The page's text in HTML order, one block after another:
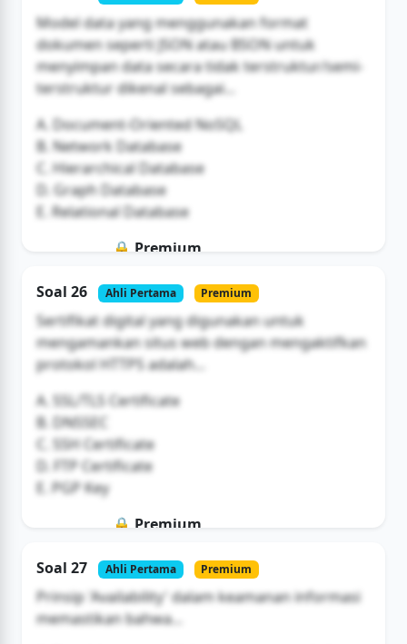
Buka Akses
Model data yang menggunakan format
dokumen seperti JSON atau BSON untuk
menyimpan data secara tidak terstruktur/semi-
terstruktur dikenal sebagai...
A. Document-Oriented NoSQL
B. Network Database
C. Hierarchical Database
D. Graph Database
E. Relational Database
🔒 Premium
Buka Akses
Soal 26 Ahli Pertama Premium
Sertifikat digital yang digunakan untuk
mengamankan situs web dengan mengaktifkan
protokol HTTPS adalah...
A. SSL/TLS Certificate
B. DNSSEC
C. SSH Certificate
D. FTP Certificate
E. PGP Key
🔒 Premium
Buka Akses
Soal 27 Ahli Pertama Premium
Prinsip 'Availability' dalam keamanan informasi
memastikan bahwa...